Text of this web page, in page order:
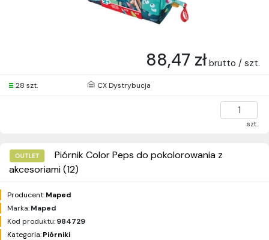
88,47 zł brutto / szt.
28 szt. CX Dystrybucja
szt.
Piórnik Color Peps do pokolorowania z
akcesoriami (12)
Producent:Maped
Marka:Maped
Kod produktu:984729
Kategoria:Piórniki